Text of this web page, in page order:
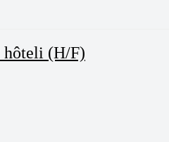
hôteli (H/F)